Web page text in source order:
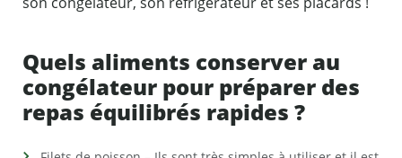
Quels aliments conserver au
congélateur pour préparer des
repas équilibrés rapides ?